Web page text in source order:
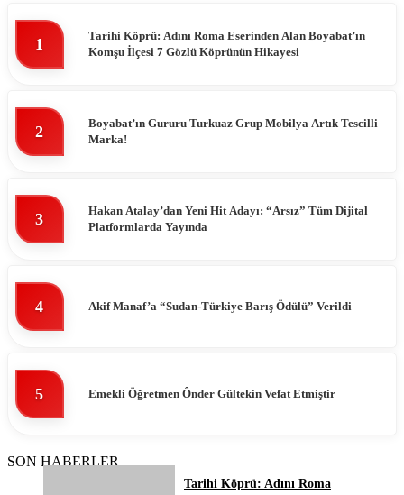
1
Tarihi Köprü: Adını Roma Eserinden Alan Boyabat’ın
Komşu İlçesi 7 Gözlü Köprünün Hikayesi
2
Boyabat’ın Gururu Turkuaz Grup Mobilya Artık Tescilli
Marka!
3
Hakan Atalay’dan Yeni Hit Adayı: “Arsız” Tüm Dijital
Platformlarda Yayında
4 Akif Manaf’a “Sudan-Türkiye Barış Ödülü” Verildi
5 Emekli Öğretmen Ônder Gültekin Vefat Etmiştir
SON HABERLER
Tarihi Köprü: Adını Roma